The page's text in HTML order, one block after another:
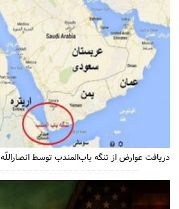
دریافت عوارض از تنگه باب‌المندب توسط انصاراللّه